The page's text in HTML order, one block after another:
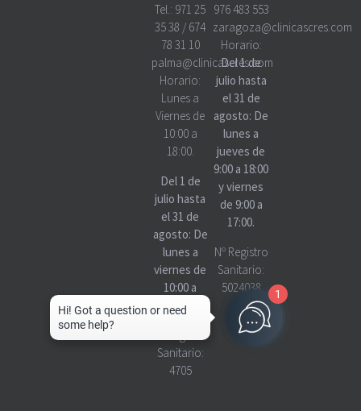
Tel.: 971 25
35 38 / 674
78 31 10
palma@clinicascres.com
Horario:
Lunes a
Viernes de
10:00 a
18:00.
Del 1 de
julio hasta
el 31 de
agosto: De
lunes a
viernes de
10:00 a
18:00
Nº Registro
Sanitario:
4705
976 483 553
zaragoza@clinicascres.com
Horario:
Del 1 de
julio hasta
el 31 de
agosto: De
lunes a
jueves de
9:00 a 18:00
y viernes
de 9:00 a
17:00.
Nº Registro
Sanitario:
5024038
1